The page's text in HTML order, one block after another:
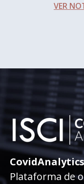
VER
CovidAnalytics
Plataforma de